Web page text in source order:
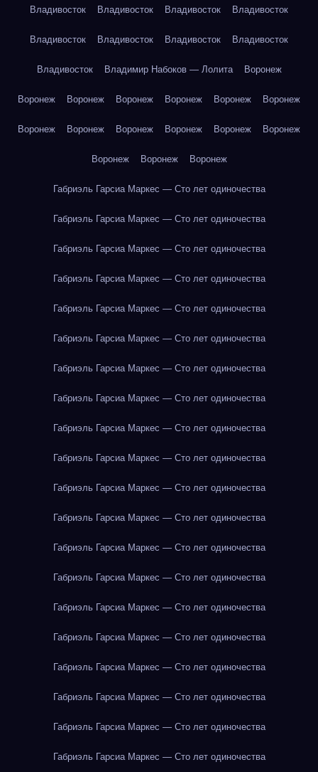
Владивосток Владивосток Владивосток Владивосток
Владивосток Владивосток Владивосток Владивосток
Владивосток Владимир Набоков — Лолита Воронеж
Воронеж Воронеж Воронеж Воронеж Воронеж Воронеж
Воронеж Воронеж Воронеж Воронеж Воронеж Воронеж
Воронеж Воронеж Воронеж
Габриэль Гарсиа Маркес — Сто лет одиночества
Габриэль Гарсиа Маркес — Сто лет одиночества
Габриэль Гарсиа Маркес — Сто лет одиночества
Габриэль Гарсиа Маркес — Сто лет одиночества
Габриэль Гарсиа Маркес — Сто лет одиночества
Габриэль Гарсиа Маркес — Сто лет одиночества
Габриэль Гарсиа Маркес — Сто лет одиночества
Габриэль Гарсиа Маркес — Сто лет одиночества
Габриэль Гарсиа Маркес — Сто лет одиночества
Габриэль Гарсиа Маркес — Сто лет одиночества
Габриэль Гарсиа Маркес — Сто лет одиночества
Габриэль Гарсиа Маркес — Сто лет одиночества
Габриэль Гарсиа Маркес — Сто лет одиночества
Габриэль Гарсиа Маркес — Сто лет одиночества
Габриэль Гарсиа Маркес — Сто лет одиночества
Габриэль Гарсиа Маркес — Сто лет одиночества
Габриэль Гарсиа Маркес — Сто лет одиночества
Габриэль Гарсиа Маркес — Сто лет одиночества
Габриэль Гарсиа Маркес — Сто лет одиночества
Габриэль Гарсиа Маркес — Сто лет одиночества